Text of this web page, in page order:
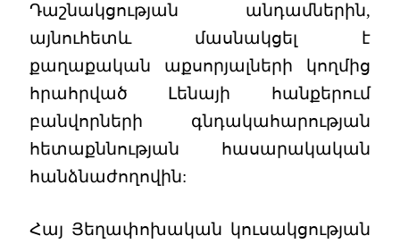
Դաշնակցության անդամներին,
այնուհետև մասնակցել է
քաղաքական աքսորյալների կողմից
հրահրված Լենայի հանքերում
բանվորների գնդակահարության
հետաքննության հասարակական
հանձնաժողովին:
Հայ Յեղափոխական կուսակցության